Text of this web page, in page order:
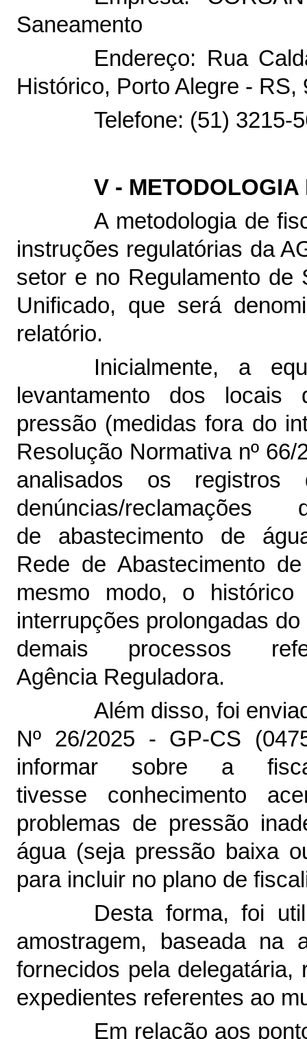
Saneamento
Endereço: Rua
Histórico, Porto Alegre - RS,
Telefone: (51) 3215-
V -
A metodologia de
instruções regulatórias da
setor e no Regulamento
Unificado, que será
relatório.
Inicialmente, a
levantamento dos locais
pressão (medidas fora do
Resolução Normativa nº
analisados os
denúncias/
de abastecimento de
Rede de Abastecimento
mesmo modo, o histórico
interrupções prolongadas
demais processos
Agência Reguladora.
Além disso, foi
Nº 26/2025 - GP-CS (
informar sobre a
tivesse conhecimento
problemas de pressão
água (seja pressão baixa
para incluir no plano de
Desta forma, foi
amostragem, baseada na
fornecidos pela
expedientes referentes ao
Em relação aos